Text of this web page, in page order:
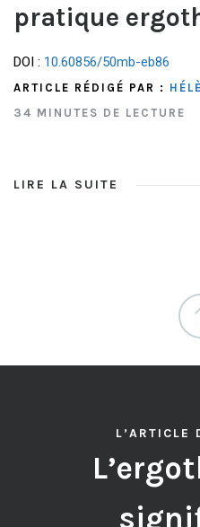
pratique
DOI : 10.60856/50mb-eb86
ARTICLE RÉDIGÉ PAR :
34 MINUTES DE LECTURE
LIRE LA SUITE
L’ARTICLE